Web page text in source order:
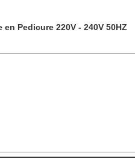
Pedicure 220V - 240V 50HZ